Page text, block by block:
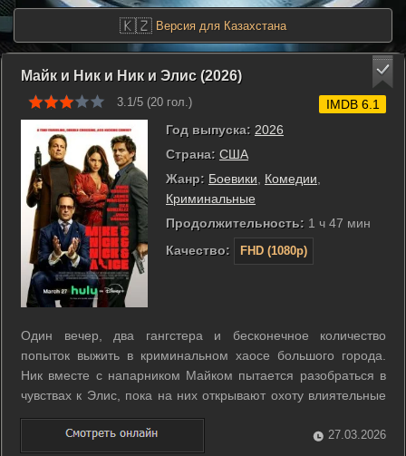
🇰🇿 Версия для Казахстана
Майк и Ник и Ник и Элис (2026)
3.1/5 (20 гол.)
Год выпуска: 2026
Страна: США
Жанр: Боевики Комедии
Криминальные
Продолжительность: 1 ч 47 мин
Качество:
FHD (1080p)
IMDB 6.1
Один вечер, два гангстера и бесконечное количество
попыток выжить в криминальном хаосе большого города.
Ник вместе с напарником Майком пытается разобраться в
чувствах к Элис, пока на них открывают охоту влиятельные
мафиозные кланы. Ситуация принимает неожиданный
оборот, когда перед ними появляется двойник Ника из
27.03.2026